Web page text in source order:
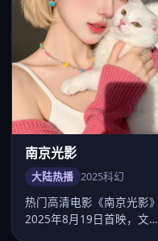
南京光影
大陆热播 2025科幻
热门高清电影《南京光影》
2025年8月19日首映，文牧